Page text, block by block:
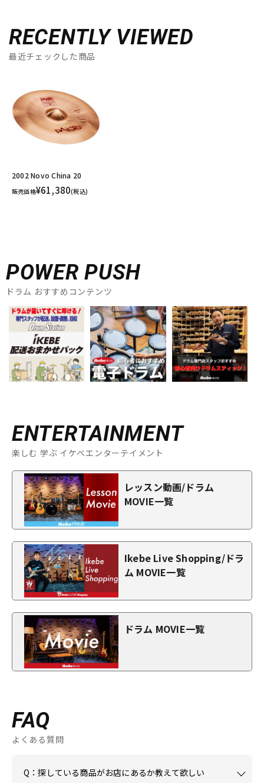
RECENTLY VIEWED
最近チェックした商品
2002 Novo China 20
販売価格¥61,380(税込)
POWER PUSH
ドラム おすすめコンテンツ
ENTERTAINMENT
楽しむ 学ぶ イケベエンターテイメント
レッスン動画/ドラム
MOVIE一覧
Ikebe Live Shopping/ドラ
ム MOVIE一覧
ドラム MOVIE一覧
FAQ
よくある質問
Q：探している商品がお店にあるか教えて欲しい